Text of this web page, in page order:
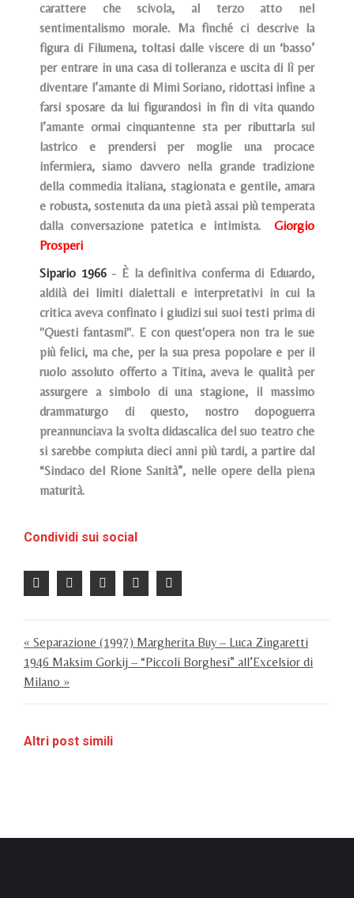
carattere che scivola, al terzo atto nel
sentimentalismo morale. Ma finché ci descrive la
figura di Filumena, toltasi dalle viscere di un ‘basso’
per entrare in una casa di tolleranza e uscita di lì per
diventare l’amante di Mimi Soriano, ridottasi infine a
farsi sposare da lui figurandosi in fin di vita quando
l’amante ormai cinquantenne sta per ributtarla sul
lastrico e prendersi per moglie una procace
infermiera, siamo davvero nella grande tradizione
della commedia italiana, stagionata e gentile, amara
e robusta, sostenuta da una pietà assai più temperata
dalla conversazione patetica e intimista. Giorgio
Prosperi
Sipario 1966- È la definitiva conferma di Eduardo,
aldilà dei limiti dialettali e interpretativi in cui la
critica aveva confinato i giudizi sui suoi testi prima di
''Questi fantasmi". E con quest'opera non tra le sue
più felici, ma che, per la sua presa popolare e per il
ruolo assoluto offerto a Titina, aveva le qualità per
assurgere a simbolo di una stagione, il massimo
drammaturgo di questo, nostro dopoguerra
preannunciava la svolta didascalica del suo teatro che
si sarebbe compiuta dieci anni più tardi, a partire dal
“Sindaco del Rione Sanità”, nelle opere della piena
maturità.
Condividi sui social
« Separazione (1997) Margherita Buy – Luca Zingaretti
1946 Maksim Gorkij – “Piccoli Borghesi” all’Excelsior di
Milano »
Altri post simili